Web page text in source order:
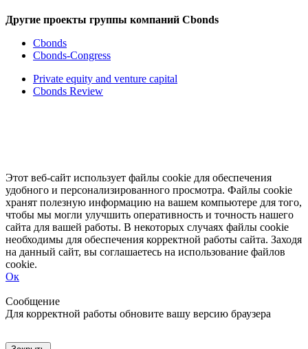
Другие проекты группы компаний Cbonds
Cbonds
Cbonds-Congress
Private equity and venture capital
Cbonds Review
Этот веб-сайт использует файлы cookie для обеспечения
удобного и персонализированного просмотра. Файлы cookie
хранят полезную информацию на вашем компьютере для того,
чтобы мы могли улучшить оперативность и точность нашего
сайта для вашей работы. В некоторых случаях файлы cookie
необходимы для обеспечения корректной работы сайта. Заходя
на данный сайт, вы соглашаетесь на использование файлов
cookie.
Ок
Сообщение
Для корректной работы обновите вашу версию браузера